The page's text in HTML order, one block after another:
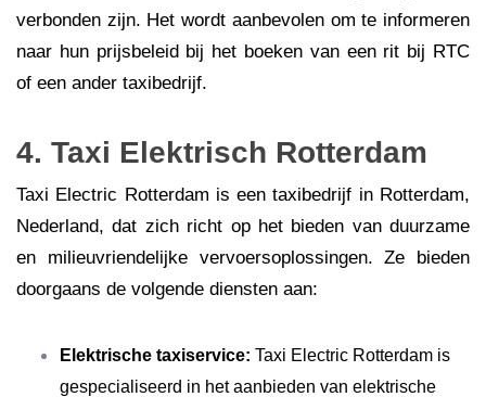
verbonden zijn. Het wordt aanbevolen om te informeren
naar hun prijsbeleid bij het boeken van een rit bij RTC
of een ander taxibedrijf.
4. Taxi Elektrisch Rotterdam
Taxi Electric Rotterdam is een taxibedrijf in Rotterdam,
Nederland, dat zich richt op het bieden van duurzame
en milieuvriendelijke vervoersoplossingen. Ze bieden
doorgaans de volgende diensten aan:
Elektrische taxiservice: Taxi Electric Rotterdam is
gespecialiseerd in het aanbieden van elektrische